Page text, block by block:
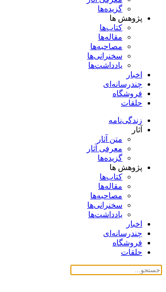
گزیده‌ها
پژوهش ها
کتاب‌ها
مقاله‌ها
مصاحبه‌ها
سخنرانی‌ها
یادداشت‌ها
اخبار
چندرسانه‌ای
فروشگاه
حلقات
زندگی‌نامه
آثار
متن آثار
معرفی آثار
گزیده‌ها
پژوهش ها
کتاب‌ها
مقاله‌ها
مصاحبه‌ها
سخنرانی‌ها
یادداشت‌ها
اخبار
چندرسانه‌ای
فروشگاه
حلقات